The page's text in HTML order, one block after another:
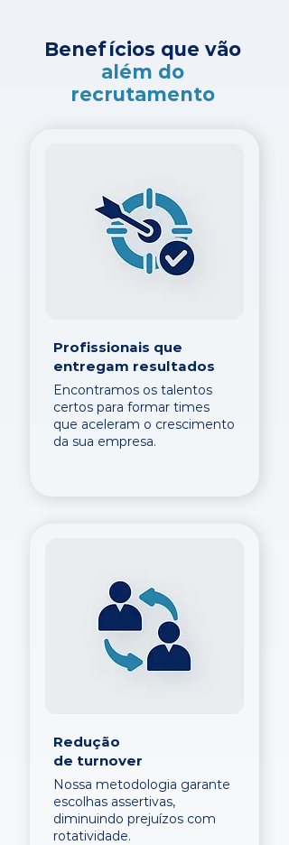
Benefícios que vão
além do
recrutamento
Profissionais que
entregam resultados
Encontramos os talentos
certos para formar times
que aceleram o crescimento
da sua empresa.
Redução
de turnover
Nossa metodologia garante
escolhas assertivas,
diminuindo prejuízos com
rotatividade.